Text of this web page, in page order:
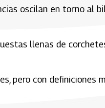
oscilan en torno al
llenas de
pero con definiciones